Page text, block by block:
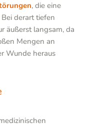
, die eine
derart tiefen
äußerst langsam, da
Mengen an
Wunde heraus